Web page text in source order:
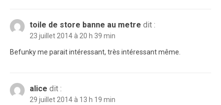
toile de store banne au metre dit :
23 juillet 2014 à 20 h 39 min
Befunky me parait intéressant, très intéressant même.
alice dit :
29 juillet 2014 à 13 h 19 min